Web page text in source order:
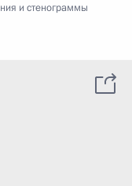
и стенограммы